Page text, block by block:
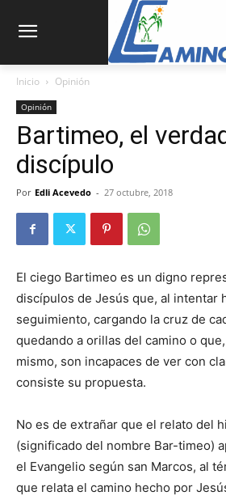
Inicio Opinión
Opinión
Bartimeo, el
discípulo
Por Edli Acevedo - 27 octubre, 2018
El ciego Bartimeo es un digno
discípulos de Jesús que, al intentar
seguimiento, cargando la cruz de
quedando a orillas del camino o
mismo, son incapaces de ver con
consiste su propuesta.
No es de extrañar que el relato del
(significado del nombre Bar-timeo)
el Evangelio según san Marcos, al
que relata el cami­no hecho por